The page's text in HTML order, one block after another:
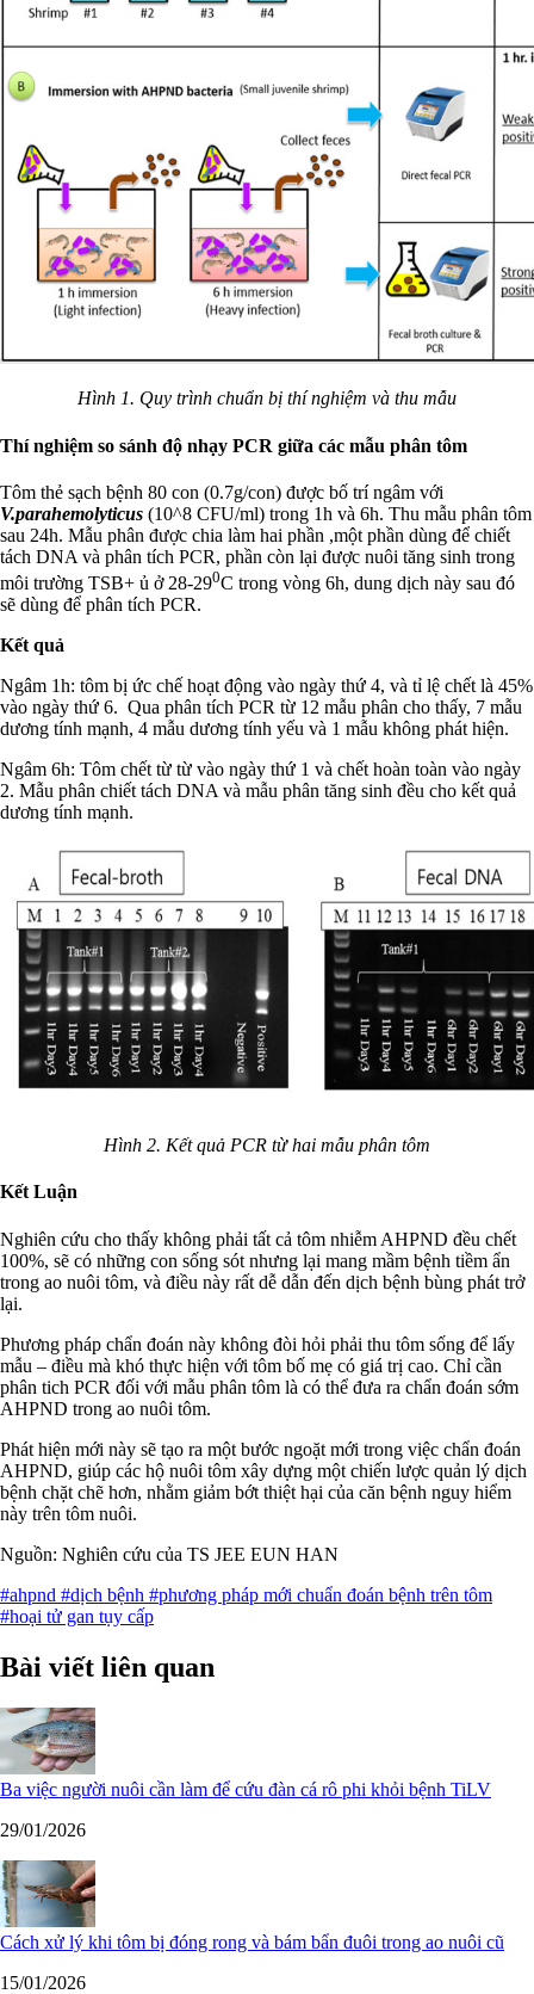
Hình 1. Quy trình chuẩn bị thí nghiệm và thu mẫu
Thí nghiệm so sánh độ nhạy PCR giữa các mẫu phân tôm
Tôm thẻ sạch bệnh 80 con (0.7g/con) được bố trí ngâm với
V.parahemolyticus (10^8 CFU/ml) trong 1h và 6h. Thu mẫu phân tôm
sau 24h. Mẫu phân được chia làm hai phần ,một phần dùng để chiết
tách DNA và phân tích PCR, phần còn lại được nuôi tăng sinh trong
môi trường TSB+ ủ ở 28-290C trong vòng 6h, dung dịch này sau đó
sẽ dùng để phân tích PCR.
Kết quả
Ngâm 1h: tôm bị ức chế hoạt động vào ngày thứ 4, và tỉ lệ chết là 45%
vào ngày thứ 6. Qua phân tích PCR từ 12 mẫu phân cho thấy, 7 mẫu
dương tính mạnh, 4 mẫu dương tính yếu và 1 mẫu không phát hiện.
Ngâm 6h: Tôm chết từ từ vào ngày thứ 1 và chết hoàn toàn vào ngày
2. Mẫu phân chiết tách DNA và mẫu phân tăng sinh đều cho kết quả
dương tính mạnh.
Hình 2. Kết quả PCR từ hai mẫu phân tôm
Kết Luận
Nghiên cứu cho thấy không phải tất cả tôm nhiễm AHPND đều chết
100%, sẽ có những con sống sót nhưng lại mang mầm bệnh tiềm ẩn
trong ao nuôi tôm, và điều này rất dễ dẫn đến dịch bệnh bùng phát trở
lại.
Phương pháp chẩn đoán này không đòi hỏi phải thu tôm sống để lấy
mẫu – điều mà khó thực hiện với tôm bố mẹ có giá trị cao. Chỉ cần
phân tich PCR đối với mẫu phân tôm là có thể đưa ra chẩn đoán sớm
AHPND trong ao nuôi tôm.
Phát hiện mới này sẽ tạo ra một bước ngoặt mới trong việc chẩn đoán
AHPND, giúp các hộ nuôi tôm xây dựng một chiến lược quản lý dịch
bệnh chặt chẽ hơn, nhằm giảm bớt thiệt hại của căn bệnh nguy hiểm
này trên tôm nuôi.
Nguồn: Nghiên cứu của TS JEE EUN HAN
#ahpnd #dịch bệnh #phương pháp mới chuẩn đoán bệnh trên tôm
#hoại tử gan tụy cấp
Bài viết liên quan
Ba việc người nuôi cần làm để cứu đàn cá rô phi khỏi bệnh TiLV
29/01/2026
Cách xử lý khi tôm bị đóng rong và bám bẩn đuôi trong ao nuôi cũ
15/01/2026